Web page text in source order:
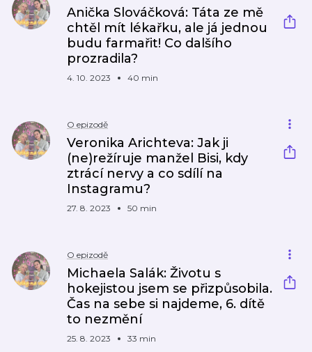
Anička Slováčková: Táta ze mě
chtěl mít lékařku, ale já jednou
budu farmařit! Co dalšího
prozradila?
4. 10. 2023 40 min
O epizodě
Veronika Arichteva: Jak ji
(ne)režíruje manžel Bisi, kdy
ztrácí nervy a co sdílí na
Instagramu?
27. 8. 2023 50 min
O epizodě
Michaela Salák: Životu s
hokejistou jsem se přizpůsobila.
Čas na sebe si najdeme, 6. dítě
to nezmění
25. 8. 2023 33 min